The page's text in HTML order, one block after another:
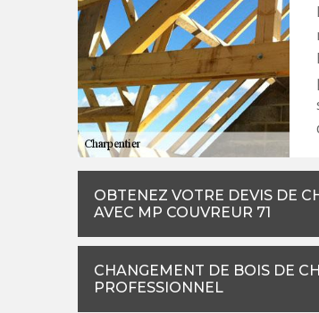
OBTENEZ VOTRE DEVIS DE
AVEC MP COUVREUR 71
CHANGEMENT DE BOIS DE
PROFESSIONNEL